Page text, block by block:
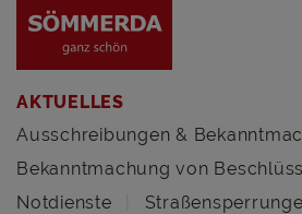
AKTUELLES
Ausschreibungen &
Bekanntmachung von
Notdienste